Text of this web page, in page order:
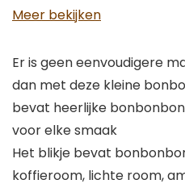
Meer bekijken
Er is geen eenvoudigere
dan met deze kleine
bevat heerlijke
voor elke smaak
Het blikje bevat
koffieroom, lichte room,